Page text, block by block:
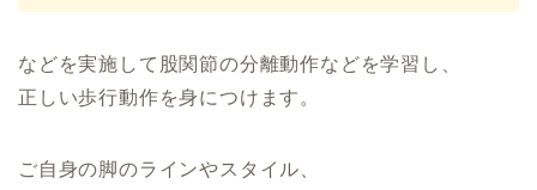
などを実施して股関節の分離動作などを学習し、
正しい歩行動作を身につけます。
ご自身の脚のラインやスタイル、